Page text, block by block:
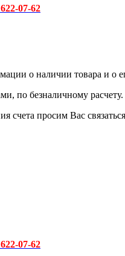
07-62
о наличии товара и о
по безналичному расчету.
счета просим Вас
07-62